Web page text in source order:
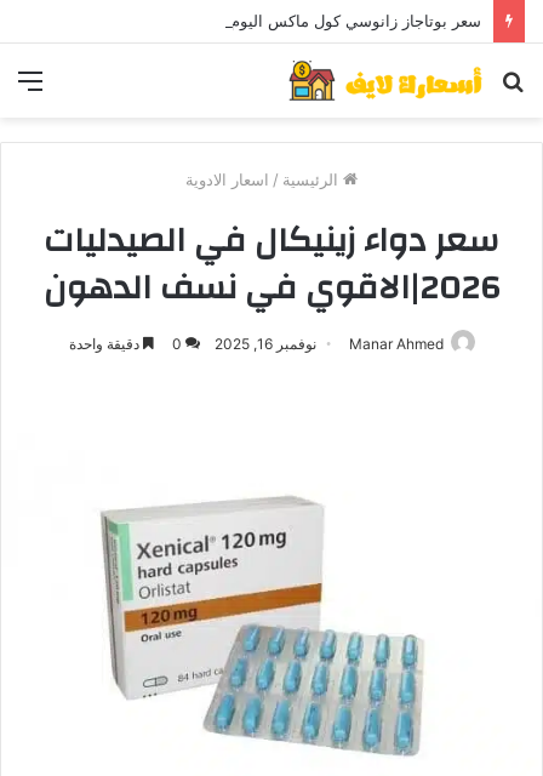
سعر بوتاجاز زانوسي كول ماكس اليوم ..و5 عيوب
بحث
الرئيسية / اسعار الادوية
سعر دواء زينيكال في الصيدليات
2026|الاقوي في نسف الدهون
Manar Ahmed نوفمبر 16, 2025 0 دقيقة واحدة